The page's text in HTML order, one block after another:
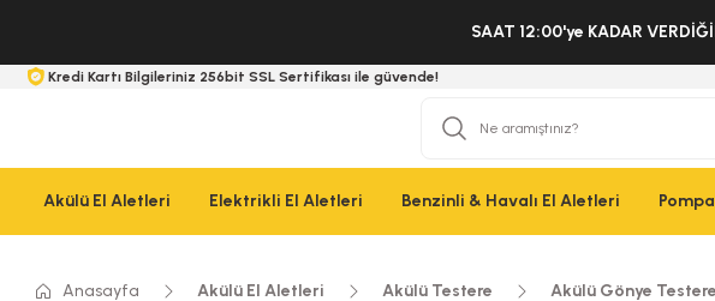
SAAT 12:00'ye KADAR
Kredi Kartı Bilgileriniz 256bit SSL Sertifikası ile güvende!
Akülü El Aletleri Elektrikli El Aletleri Benzinli & Havalı El Aletleri
Anasayfa Akülü El Aletleri Akülü Testere Akülü Gönye Testere